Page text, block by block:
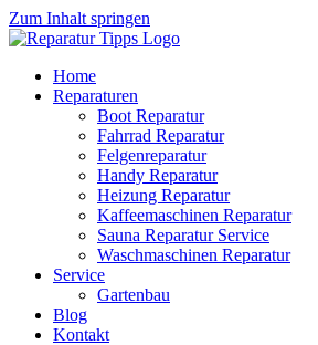
Zum Inhalt springen
Home
Reparaturen
Boot Reparatur
Fahrrad Reparatur
Felgenreparatur
Handy Reparatur
Heizung Reparatur
Kaffeemaschinen Reparatur
Sauna Reparatur Service
Waschmaschinen Reparatur
Service
Gartenbau
Blog
Kontakt